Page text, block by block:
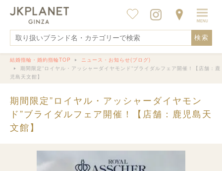
検索
結婚指輪・婚約指輪TOP
ニュース・お知らせ(ブログ)
期間限定”ロイヤル・アッシャーダイヤモンド”ブライダルフェア開催！【店舗：鹿
児島天文館】
期間限定”ロイヤル・アッシャーダイヤモン
ド”ブライダルフェア開催！【店舗：鹿児島天
文館】